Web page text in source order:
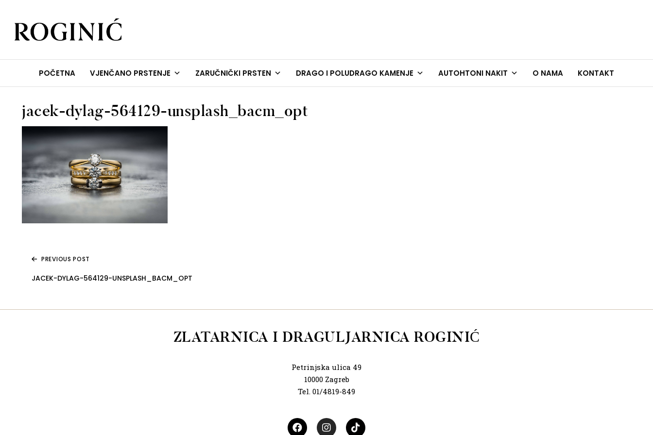
ZLATARNA ROGINIĆ
Zaručničko i vjenčano prstenje
POČETNA VJENČANO PRSTENJE ZARUČNIČKI PRSTEN DRAGO I POLUDRAGO KAMENJE AUTOHTONI NAKIT O NAMA KONTAKT
jacek-dylag-564129-unsplash_bacm_opt
PREVIOUS POST
JACEK-DYLAG-564129-UNSPLASH_BACM_OPT
ZLATARNICA I DRAGULJARNICA ROGINIĆ
Petrinjska ulica 49
10000 Zagreb
Tel. 01/4819-849